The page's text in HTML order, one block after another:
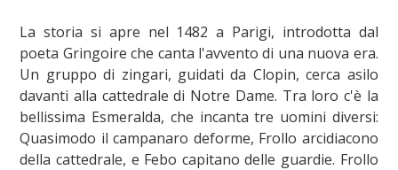
La storia si apre nel 1482 a Parigi, introdotta dal
poeta Gringoire che canta l'avvento di una nuova era.
Un gruppo di zingari, guidati da Clopin, cerca asilo
davanti alla cattedrale di Notre Dame. Tra loro c'è la
bellissima Esmeralda, che incanta tre uomini diversi:
Quasimodo il campanaro deforme, Frollo arcidiacono
della cattedrale, e Febo capitano delle guardie. Frollo